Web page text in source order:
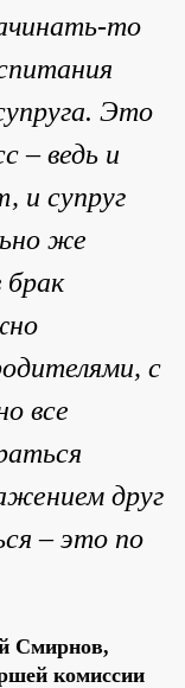
то
Это
– ведь и
и супруг
же
брак
с
все
друг
– это по
Смирнов,
комиссии